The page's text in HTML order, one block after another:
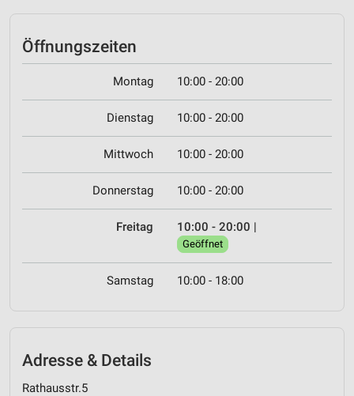
Öffnungszeiten
Montag 10:00 - 20:00
Dienstag 10:00 - 20:00
Mittwoch 10:00 - 20:00
Donnerstag 10:00 - 20:00
Freitag 10:00 - 20:00 |
Geöffnet
Samstag 10:00 - 18:00
Adresse & Details
Rathausstr.5